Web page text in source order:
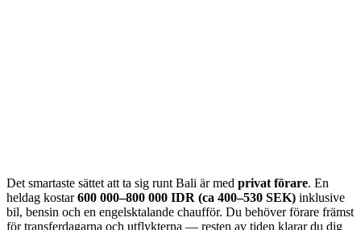
Det smartaste sättet att ta sig runt Bali är med privat förare. En
heldag kostar600 000–800 000 IDR (ca 400–530 SEK) inklusive
bil, bensin och en engelsktalande chaufför. Du behöver förare främst
för transferdagarna och utflykterna — resten av tiden klarar du dig